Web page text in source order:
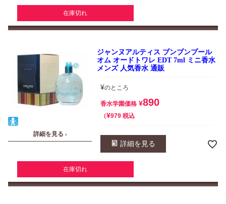
在庫切れ
詳細を見る ›
ジャンヌアルティス ブンブンプール
オム オードトワレ EDT 7ml ミニ香水
メンズ 人気香水 通販
¥のところ
香水学園価格 ¥890
¥979 税込
詳細を見る
在庫切れ